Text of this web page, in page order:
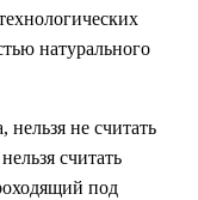
натурального
не считать
считать
под